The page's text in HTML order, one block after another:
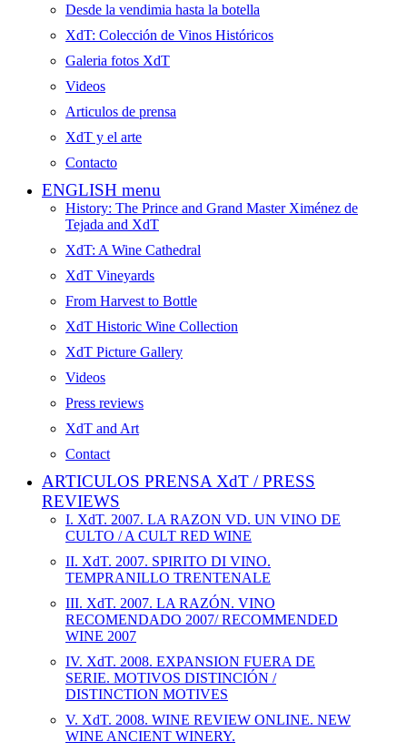
Desde la vendimia hasta la botella
XdT: Colección de Vinos Históricos
Galeria fotos XdT
Videos
Articulos de prensa
XdT y el arte
Contacto
ENGLISH menu
History: The Prince and Grand Master Ximénez de
Tejada and XdT
XdT: A Wine Cathedral
XdT Vineyards
From Harvest to Bottle
XdT Historic Wine Collection
XdT Picture Gallery
Videos
Press reviews
XdT and Art
Contact
ARTICULOS PRENSA XdT / PRESS
REVIEWS
I. XdT. 2007. LA RAZON VD. UN VINO DE
CULTO / A CULT RED WINE
II. XdT. 2007. SPIRITO DI VINO.
TEMPRANILLO TRENTENALE
III. XdT. 2007. LA RAZÓN. VINO
RECOMENDADO 2007/ RECOMMENDED
WINE 2007
IV. XdT. 2008. EXPANSION FUERA DE
SERIE. MOTIVOS DISTINCIÓN /
DISTINCTION MOTIVES
V. XdT. 2008. WINE REVIEW ONLINE. NEW
WINE ANCIENT WINERY.